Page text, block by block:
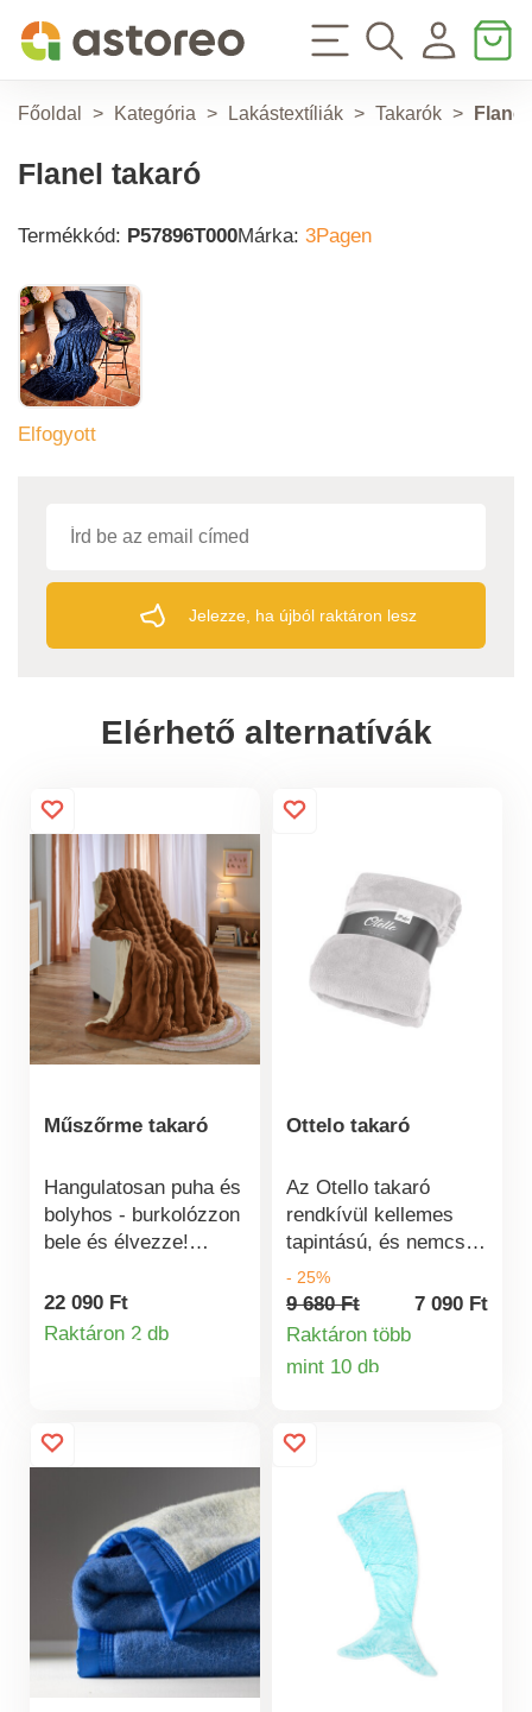
Főoldal > Kategória > Lakástextíliák > Takarók >
Flanel takaró
Termékkód: P57896T000Márka: 3Pagen
Elfogyott
Jelezze, ha újból raktáron lesz
Elérhető alternatívák
Műszőrme takaró
Hangulatosan puha és
bolyhos - burkolózzon
bele és élvezze!
takaró Bubble fleece
anyagból, 2 jó oldallal,
egy kis
szunyókáláshoz vagy
22 090 Ft
Raktáron 2 dbTermékinformációk
Ottelo takaró
Az Otello takaró
rendkívül kellemes
tapintású, és nemcsak
pihenésre, hanem
ágytakaróként is
használható.
párosíthatja az
Otello párnahuzattal.
Kiváló minőségű
poliészterszálakból
készül. Méretek: 210
x 170 cm. Súly: 260
Vonzó dombornyomott
minta Puha és bújós
Hipoallergén Kiváló
- 25%
9 680 Ft
7 090 Ft
Raktáron több
mint 10 db